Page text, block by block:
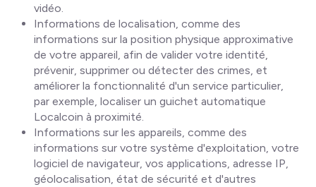
vidéo.
Informations de localisation, comme des
informations sur la position physique approximative
de votre appareil, afin de valider votre identité,
prévenir, supprimer ou détecter des crimes, et
améliorer la fonctionnalité d'un service particulier,
par exemple, localiser un guichet automatique
Localcoin à proximité.
Informations sur les appareils, comme des
informations sur votre système d'exploitation, votre
logiciel de navigateur, vos applications, adresse IP,
géolocalisation, état de sécurité et d'autres